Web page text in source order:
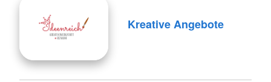
Kreative Angebote